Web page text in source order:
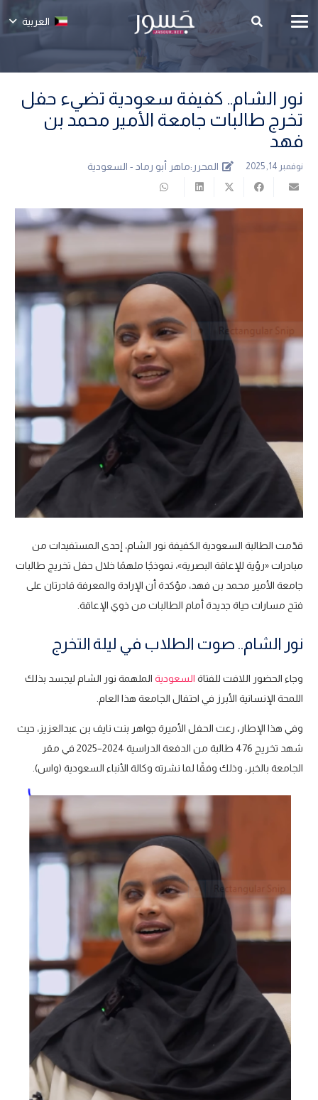
العربية
نور الشام.. كفيفة سعودية تضيء حفل
تخرج طالبات جامعة الأمير محمد بن
فهد
نوفمبر 14, 2025 المحرر:ماهر أبو رماد - السعودية
قدّمت الطالبة السعودية الكفيفة نور الشام، إحدى المستفيدات من
مبادرات «رؤية للإعاقة البصرية»، نموذجًا ملهمًا خلال حفل تخريج طالبات
جامعة الأمير محمد بن فهد، مؤكدة أن الإرادة والمعرفة قادرتان على
فتح مسارات حياة جديدة أمام الطالبات من ذوي الإعاقة.
نور الشام.. صوت الطلاب في ليلة التخرج
وجاء الحضور اللافت للفتاة السعودية الملهمة نور الشام ليجسد بذلك
اللمحة الإنسانية الأبرز في احتفال الجامعة هذا العام.
وفي هذا الإطار ، رعت الحفل الأميرة جواهر بنت نايف بن عبدالعزيز، حيث
شهد تخريج 476 طالبة من الدفعة الدراسية 2024–2025 في مقر
الجامعة بالخبر، وذلك وفقًا لما نشرته وكالة الأنباء السعودية (واس).